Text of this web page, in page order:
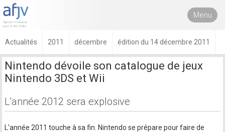
Menu
Actualités 2011 décembre édition du 14 décembre 2011
Nintendo dévoile son catalogue de jeux
Nintendo 3DS et Wii
L'année 2012 sera explosive
L'année 2011 touche à sa fin. Nintendo se prépare pour faire de